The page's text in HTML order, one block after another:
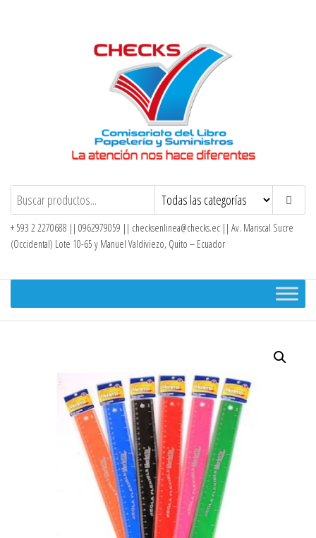
Checks – Tienda en Línea
+ 593 2 2270688 || 0962979059 || checksenlinea@checks.ec || Av. Mariscal Sucre
(Occidental) Lote 10-65 y Manuel Valdiviezo, Quito – Ecuador